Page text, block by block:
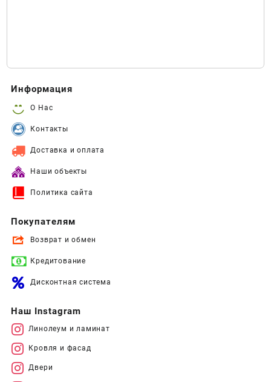
Информация
О Нас
Контакты
Доставка и оплата
Наши объекты
Политика сайта
Покупателям
Возврат и обмен
Кредитование
Дисконтная система
Наш Instagram
Линолеум и ламинат
Кровля и фасад
Двери